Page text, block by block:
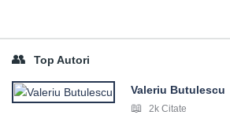
Top Autori
Valeriu Butulescu
2k Citate